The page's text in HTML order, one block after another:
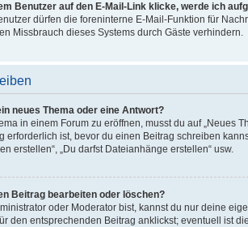
Benutzer auf den E-Mail-Link klicke, werde ich
dürfen die foreninterne E-Mail-Funktion für
Missbrauch dieses Systems durch Gäste verhindern.
neues Thema oder eine Antwort?
in einem Forum zu eröffnen, musst du auf „Neues
erforderlich ist, bevor du einen Beitrag schreiben
erstellen“, „Du darfst Dateianhänge erstellen“ usw.
Beitrag bearbeiten oder löschen?
oder Moderator bist, kannst du nur deine
den entsprechenden Beitrag anklickst; eventuell ist